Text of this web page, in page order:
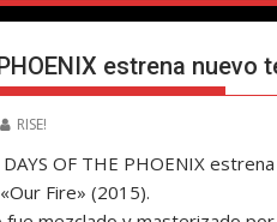
estrena nuevo
RISE!
DAYS OF THE PHOENIX
Fire» (2015).